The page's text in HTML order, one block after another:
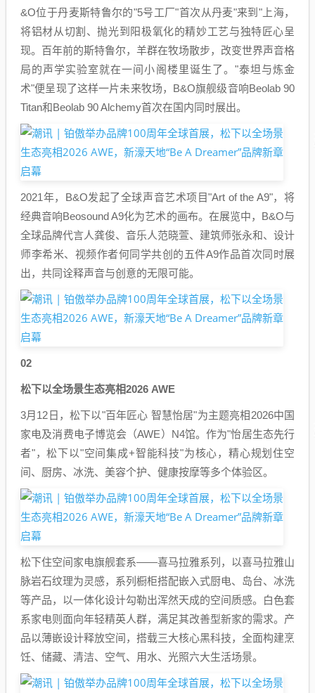
&O位于丹麦斯特鲁尔的"5号工厂"首次从丹麦"来到"上海，
将铝材从切割、抛光到阳极氧化的精妙工艺与独特匠心呈
现。百年前的斯特鲁尔，羊群在牧场散步，改变世界声音格
局的声学实验室就在一间小阁楼里诞生了。"泰坦与炼金
术"便呈现了这样一片未来牧场，B&O旗舰级音响Beolab 90
Titan和Beolab 90 Alchemy首次在国内同时展出。
2021年，B&O发起了全球声音艺术项目"Art of the A9"，将
经典音响Beosound A9化为艺术的画布。在展览中，B&O与
全球品牌代言人龚俊、音乐人范晓萱、建筑师张永和、设计
师李希米、视频作者何同学共创的五件A9作品首次同时展
出，共同诠释声音与创意的无限可能。
02
松下以全场景生态亮相2026 AWE
3月12日，松下以"百年匠心 智慧怡居"为主题亮相2026中国
家电及消费电子博览会（AWE）N4馆。作为"怡居生态先行
者"，松下以"空间集成+智能科技"为核心，精心规划住空
间、厨房、冰洗、美容个护、健康按摩等多个体验区。
松下住空间家电旗舰套系——喜马拉雅系列，以喜马拉雅山
脉岩石纹理为灵感，系列橱柜搭配嵌入式厨电、岛台、冰洗
等产品，以一体化设计勾勒出浑然天成的空间质感。白色套
系家电则面向年轻精英人群，满足其改善型新家的需求。产
品以薄嵌设计释放空间，搭载三大核心黑科技，全面构建烹
饪、储藏、清洁、空气、用水、光照六大生活场景。